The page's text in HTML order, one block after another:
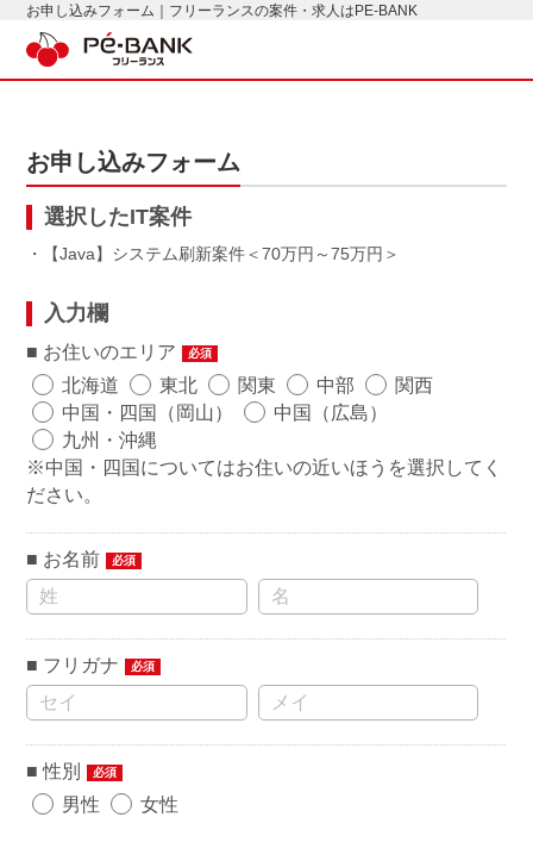
お申し込みフォーム｜フリーランスの案件・求人はPE-BANK
お申し込みフォーム
選択したIT案件
・【Java】システム刷新案件 70万円～75万円
入力欄
お住いのエリア 必須
北海道 東北 関東 中部
関西
中国・四国（岡山）
中国（広島）
九州・沖縄
※中国・四国についてはお住いの近いほうを選択してく
ださい。
お名前 必須
フリガナ 必須
性別 必須
男性 女性